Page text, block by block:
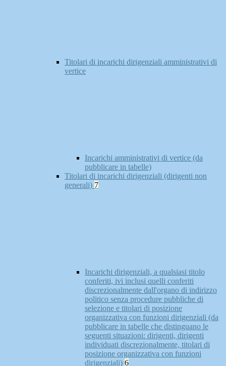
Titolari di incarichi dirigenziali amministrativi di
vertice
Incarichi amministrativi di vertice (da
pubblicare in tabelle)
Titolari di incarichi dirigenziali (dirigenti non
generali) 7
Incarichi dirigenziali, a qualsiasi titolo
conferiti, ivi inclusi quelli conferiti
discrezionalmente dall'organo di indirizzo
politico senza procedure pubbliche di
selezione e titolari di posizione
organizzativa con funzioni dirigenziali (da
pubblicare in tabelle che distinguano le
seguenti situazioni: dirigenti, dirigenti
individuati discrezionalmente, titolari di
posizione organizzativa con funzioni
dirigenziali) 6